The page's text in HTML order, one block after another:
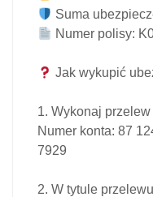
Suma
Numer polisy:
Jak wykupić
1. Wykonaj przelew
Numer konta: 87
7929
2. W tytule przelewu